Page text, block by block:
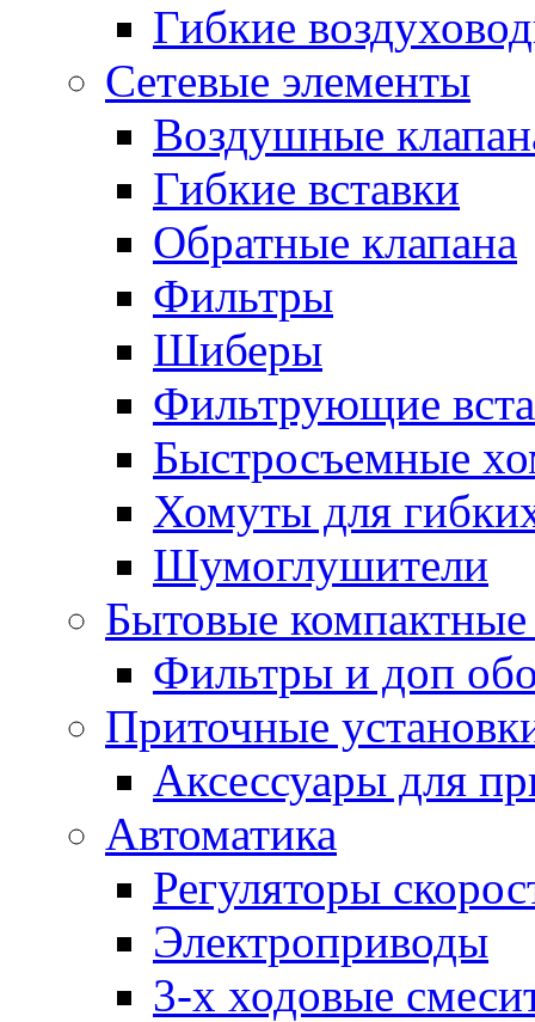
Гибкие
Сетевые элементы
Воздушные
Гибкие вставки
Обратные клапана
Фильтры
Шиберы
Фильтрующие
Быстросъемные
Хомуты для
Шумоглушители
Бытовые
Фильтры и доп
Приточные
Аксессуары для
Автоматика
Регуляторы
Электроприводы
3-х ходовые